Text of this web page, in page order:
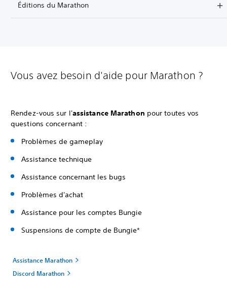
Éditions du Marathon
Vous avez besoin d'aide pour Marathon ?
Rendez-vous sur l'assistance Marathon pour toutes vos
questions concernant :
Problèmes de gameplay
Assistance technique
Assistance concernant les bugs
Problèmes d'achat
Assistance pour les comptes Bungie
Suspensions de compte de Bungie*
Assistance Marathon
Discord Marathon